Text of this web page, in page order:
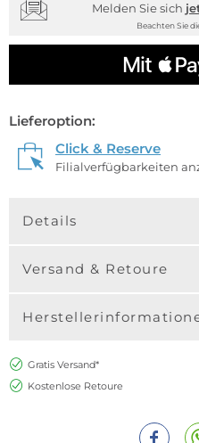
Melden Sie sich
Beachten Sie
Lieferoption:
Click & Reserve
Filialverfügbarkeiten
Details
Versand & Retoure
Gratis Versand*
Kostenlose Retoure